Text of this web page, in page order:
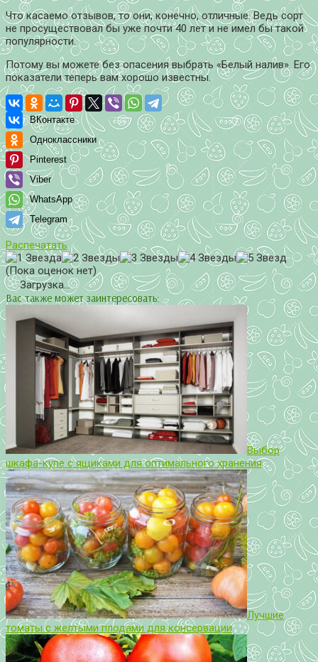
Что касаемо отзывов, то они, конечно, отличные. Ведь сорт
не просуществовал бы уже почти 40 лет и не имел бы такой
популярности.
Потому вы можете без опасения выбрать «Белый налив». Его
показатели теперь вам хорошо известны.
ВКонтакте
Одноклассники
Pinterest
Viber
WhatsApp
Telegram
Распечатать
(Пока оценок нет)
Загрузка...
Вас также может заинтересовать:
Выбор
шкафа-купе с ящиками для оптимального хранения
Лучшие
томаты с желтыми плодами для консервации